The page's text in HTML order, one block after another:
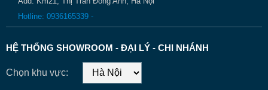
Hotline: 0936165339 -
HỆ THỐNG SHOWROOM - ĐẠI LÝ - CHI NHÁNH
Chọn khu vực: